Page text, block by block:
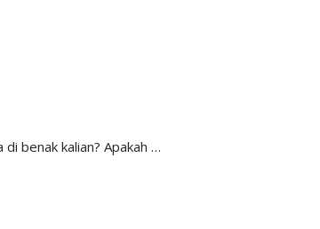
benak kalian? Apakah …